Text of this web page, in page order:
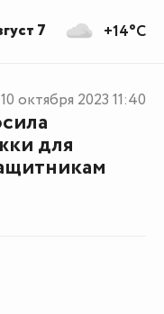
для
10 октября 2023 11:40
+14°C
7